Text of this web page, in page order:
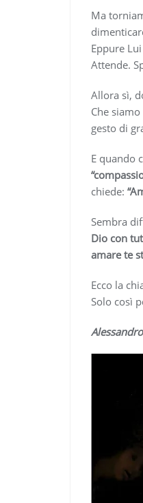
Ma
Eppure Lui
Attende.
Allora sì,
Che
gesto di
E quando
chiede:
Sembra
Dio con
amare te
Ecco la
Solo così